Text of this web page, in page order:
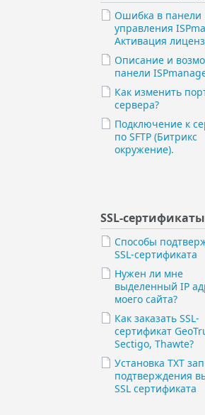
Ошибка в панели
управления
Активация
Описание и
панели
Как изменить
сервера?
Подключение к
по SFTP (Битрикс
окружение).
SSL-сертификаты
Способы
SSL-сертификата
Нужен ли мне
выделенный IP
моего сайта?
Как заказать SSL-
сертификат
Sectigo, Thawte?
Установка TXT
подтверждения
SSL сертификата